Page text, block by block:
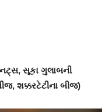
સૂકા ગુલાબની
શક્કરટેટીના બીજ)